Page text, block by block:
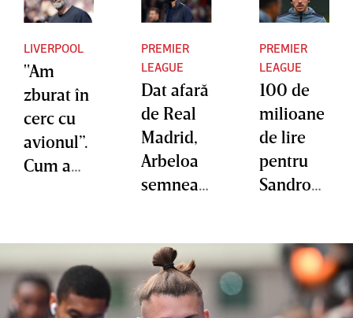
LIVERPOOL
"Am
zburat în
cerc cu
avionul”.
Cum a
să-l
recruteze
pe
PREMIER
LEAGUE
Dat afară
de Real
Madrid,
Arbeloa
semneaz
Premier
League
PREMIER
LEAGUE
100 de
milioane
de lire
pentru
Sandro
verii în
Premier
League